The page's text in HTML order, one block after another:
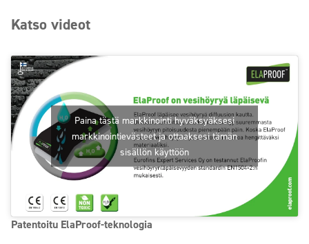
Katso videot
Paina tästä markkinointi hyväksyäksesi
markkinointievästeet ja ottaaksesi tämän
sisällön käyttöön
Patentoitu ElaProof-teknologia